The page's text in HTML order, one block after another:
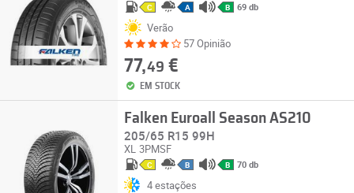
C A B 69 db
Verão
57 Opinião
77,49 €
EM STOCK
Falken Euroall Season AS210
205/65 R15 99H
XL 3PMSF
C B B 70 db
4 estações